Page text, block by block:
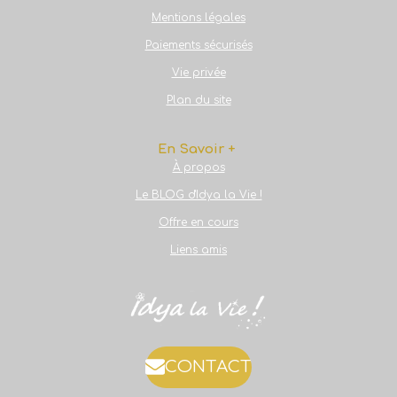
Mentions légales
Paiements sécurisés
Vie privée
Plan du site
En Savoir +
À propos
Le BLOG d'Idya la Vie !
Offre en cours
Liens amis
CONTACT